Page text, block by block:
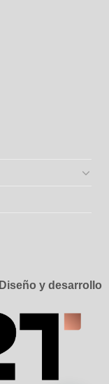
Diseño y desarrollo